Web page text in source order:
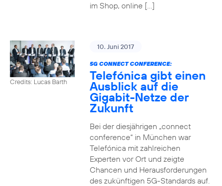
im Shop, online […]
Credits: Lucas Barth
10. Juni 2017
5G CONNECT CONFERENCE:
Telefónica gibt einen
Ausblick auf die
Gigabit-Netze der
Zukunft
Bei der diesjährigen „connect
conference“ in München war
Telefónica mit zahlreichen
Experten vor Ort und zeigte
Chancen und Herausforderungen
des zukünftigen 5G-Standards auf.